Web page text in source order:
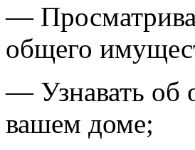
—
общего
— Узнавать об
вашем доме;